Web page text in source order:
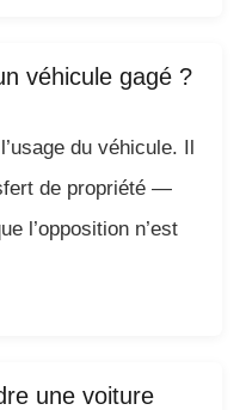
véhicule gagé ?
du véhicule. Il
de propriété —
l’opposition n’est
une voiture